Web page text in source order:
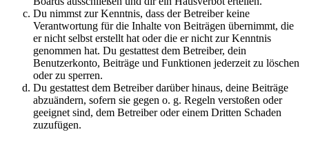
Du nimmst zur Kenntnis, dass der Betreiber keine
Verantwortung für die Inhalte von Beiträgen übernimmt, die
er nicht selbst erstellt hat oder die er nicht zur Kenntnis
genommen hat. Du gestattest dem Betreiber, dein
Benutzerkonto, Beiträge und Funktionen jederzeit zu löschen
oder zu sperren.
Du gestattest dem Betreiber darüber hinaus, deine Beiträge
abzuändern, sofern sie gegen o. g. Regeln verstoßen oder
geeignet sind, dem Betreiber oder einem Dritten Schaden
zuzufügen.